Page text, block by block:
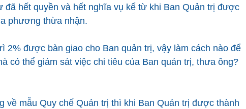
đã hết quyền và hết nghĩa vụ kể từ khi Ban Quản trị được
phương thừa nhận.
2% được bàn giao cho Ban quản trị, vậy làm cách nào để
có thể giám sát việc chi tiêu của Ban quản trị, thưa ông?
về mẫu Quy chế Quản trị thì khi Ban Quản trị được thành